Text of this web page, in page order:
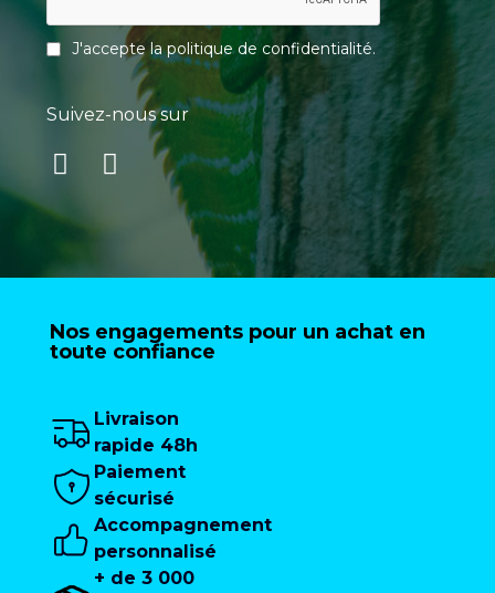
J'accepte lapolitique de confidentialité.
Suivez-nous sur
Nos engagements pour un achat en
toute confiance
Livraison
rapide 48h
Paiement
sécurisé
Accompagnement
personnalisé
+ de 3 000